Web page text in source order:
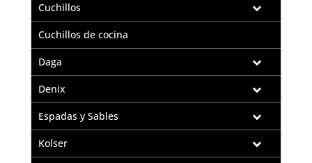
Cuchillos
Cuchillos de cocina
Daga
Denix
Espadas y Sables
Kolser